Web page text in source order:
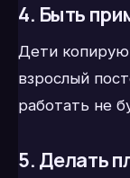
4. Быть
Дети
взрослый
работать не
5. Делать